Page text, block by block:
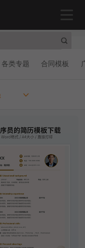
各类专题 合同模板